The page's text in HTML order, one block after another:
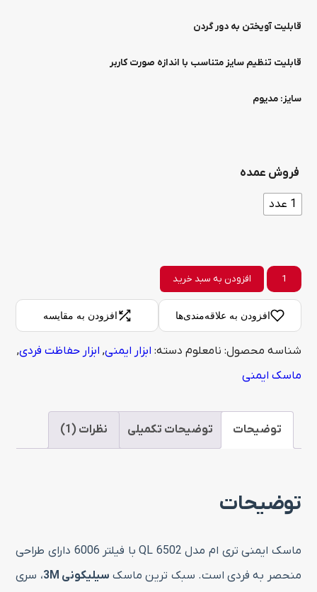
قابلیت آویختن به دور گردن
قابلیت تنظیم سایز متناسب با اندازه صورت کاربر
سایز: مدیوم
فروش عمده
1 عدد
ماسک
ایمنی
تری
ام
مدل
با
6006
افزودن به سبد خرید
افزودن به علاقه‌مندی‌ها افزودن به مقایسه
شناسه محصول: نامعلوم دسته: ابزار ایمنی, ابزار حفاظت فردی,
ماسک ایمنی
توضیحات توضیحات تکمیلی نظرات (1)
توضیحات
ماسک ایمنی تری ام مدل 6502 QL با فیلتر 6006 دارای طراحی
منحصر به فردی است. سبک ترین ماسک سیلیکونی 3M ، سری